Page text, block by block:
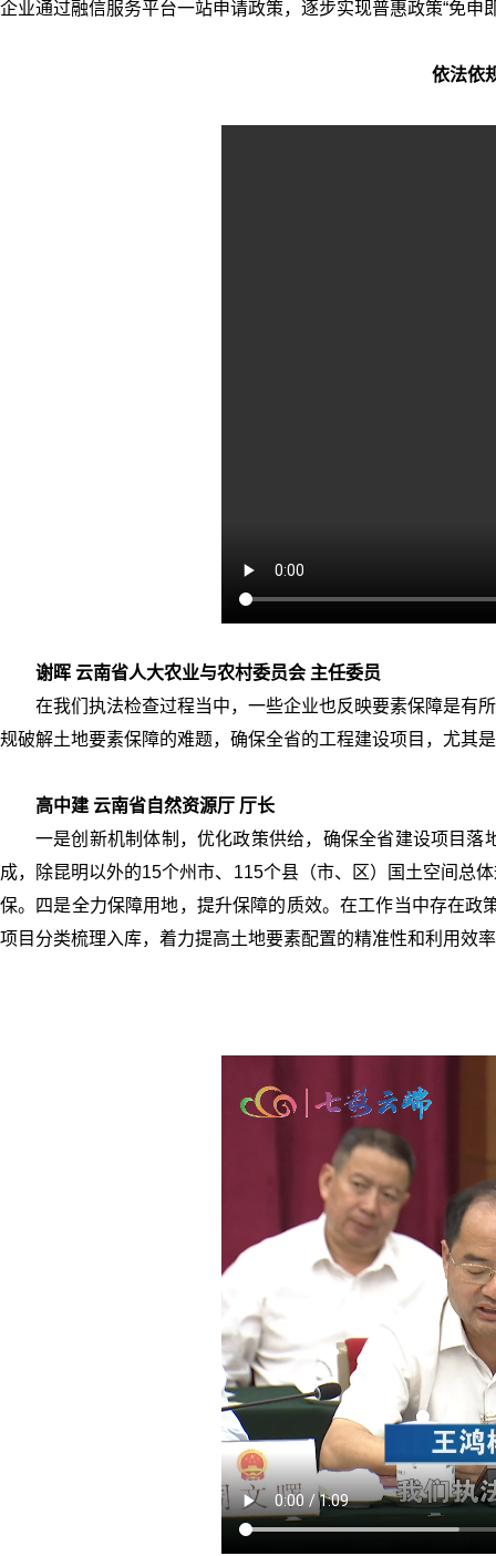
企业通过融信服务平台一站申请政策，逐步实现普惠政策“免申
依法依
谢晖 云南省人大农业与农村委员会 主任委员
在我们执法检查过程当中，一些企业也反映要素保障是有
规破解土地要素保障的难题，确保全省的工程建设项目，尤其
高中建 云南省自然资源厅 厅长
一是创新机制体制，优化政策供给，确保全省建设项目
成，除昆明以外的15个州市、115个县（市、区）国土空间总
保。四是全力保障用地，提升保障的质效。在工作当中存在
项目分类梳理入库，着力提高土地要素配置的精准性和利用效